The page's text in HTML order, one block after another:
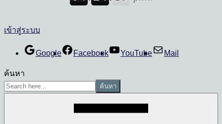
เข้าสู่ระบบ
Google Facebook YouTube Mail
ค้นหา
ค้นหา